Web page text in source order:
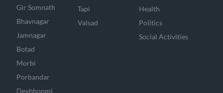
Gir Somnath
Bhavnagar
Jamnagar
Botad
Morbi
Porbandar
Devbhoomi
Tapi
Valsad
Health
Politics
Social Activities